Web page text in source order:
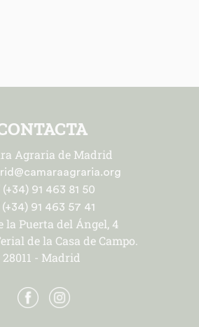
Agraria de Madrid
(+34) 91 463 81 50
(+34) 91 463 57 41
la Puerta del Ángel, 4
de la Casa de Campo.
28011 - Madrid